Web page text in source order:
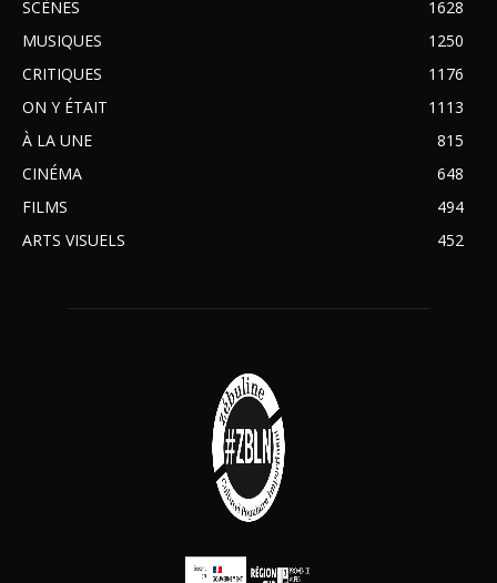
SCÈNES
1628
MUSIQUES
1250
CRITIQUES
1176
ON Y ÉTAIT
1113
À LA UNE
815
CINÉMA
648
FILMS
494
ARTS VISUELS
452